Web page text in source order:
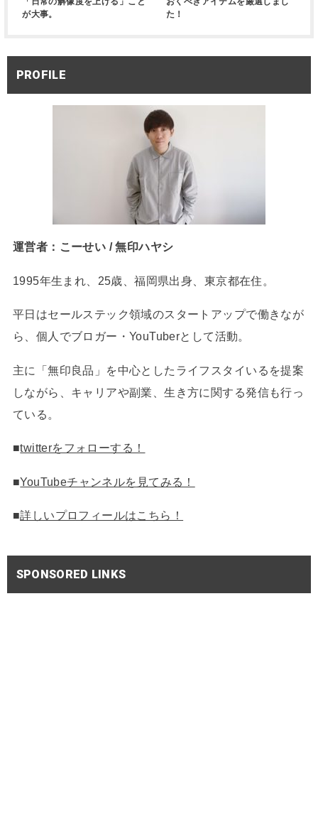
が大事。
た！
PROFILE
運営者：こーせい / 無印ハヤシ
1995年生まれ、25歳、福岡県出身、東京都在住。
平日はセールステック領域のスタートアップで働きなが
ら、個人でブロガー・YouTuberとして活動。
主に「無印良品」を中心としたライフスタイいるを提案
しながら、キャリアや副業、生き方に関する発信も行っ
ている。
■twitterをフォローする！
■YouTubeチャンネルを見てみる！
■詳しいプロフィールはこちら！
SPONSORED LINKS